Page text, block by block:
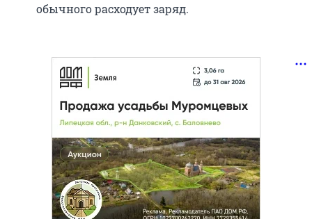
обычного расходует заряд.